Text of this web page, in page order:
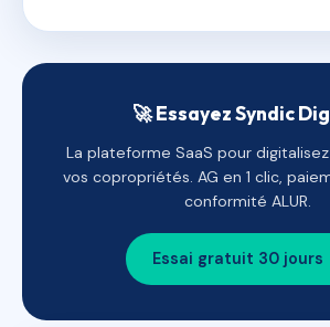
🚀 Essayez Syndic
La plateforme SaaS pour
vos copropriétés. AG en 1 clic,
conformité ALUR.
Essai gratuit 30 jours